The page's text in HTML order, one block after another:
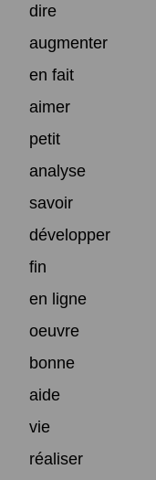
dire
augmenter
en fait
aimer
petit
analyse
savoir
développer
fin
en ligne
oeuvre
bonne
aide
vie
réaliser